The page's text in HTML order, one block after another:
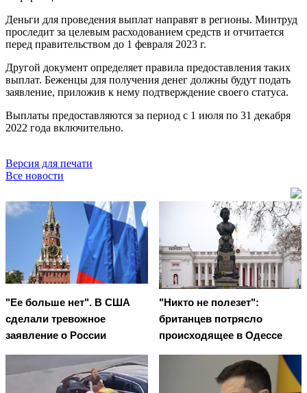
Деньги для проведения выплат направят в регионы. Минтруд
проследит за целевым расходованием средств и отчитается
перед правительством до 1 февраля 2023 г.
Другой документ определяет правила предоставления таких
выплат. Беженцы для получения денег должны будут подать
заявление, приложив к нему подтверждение своего статуса.
Выплаты предоставляются за период с 1 июля по 31 декабря
2022 года включительно.
Версия для печати
Все новости
"Ее больше нет". В США
сделали тревожное
заявление о России
"Никто не полезет":
британцев потрясло
происходящее в Одессе